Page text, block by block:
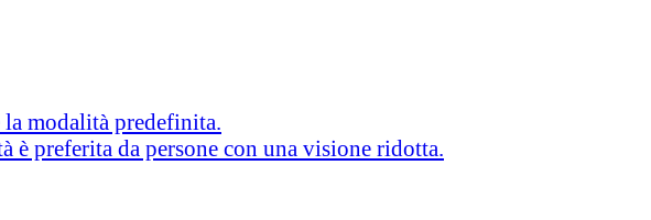
la modalità predefinita.
è preferita da persone con una visione ridotta.